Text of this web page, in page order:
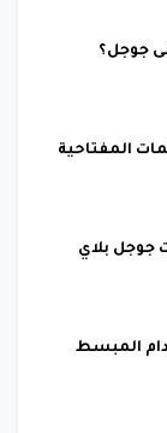
جوجل؟
المفتاحية
جوجل بلاي
المبسط